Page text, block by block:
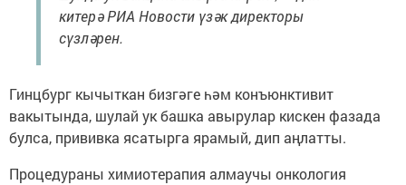
китерә РИА Новости үзәк директоры
сүзләрен.
Гинцбург кычыткан бизгәге һәм конъюнктивит
вакытында, шулай ук башка авырулар кискен фазада
булса, прививка ясатырга ярамый, дип аңлатты.
Процедураны химиотерапия алмаучы онкология